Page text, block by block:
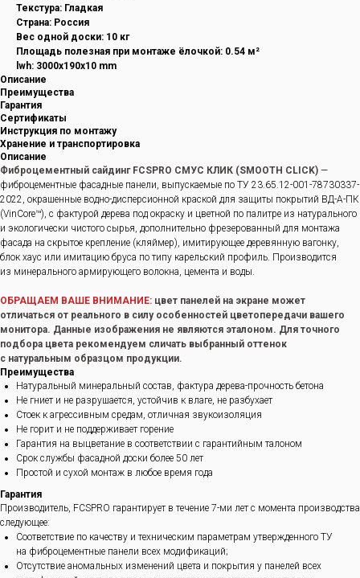
Текстура: Гладкая
Страна: Россия
Вес одной доски: 10 кг
Площадь полезная при монтаже ёлочкой: 0.54 м²
lwh: 3000x190x10 mm
Описание
Преимущества
Гарантия
Сертификаты
Инструкция по монтажу
Хранение и транспортировка
Описание
Фиброцементный сайдинг FCSPRO СМУС КЛИК (SMOOTH CLICK) —
фиброцементные фасадные панели, выпускаемые по ТУ 23.65.12-001-78730337-
2022, окрашенные водно-дисперсионной краской для защиты покрытий ВД-А-ПК
(VinCore™), с фактурой дерева под окраску и цветной по палитре из натурального
и экологически чистого сырья, дополнительно фрезерованный для монтажа
фасада на скрытое крепление (кляймер), имитирующее деревянную вагонку,
блок хаус или имитацию бруса по типу карельский профиль. Производится
из минерального армирующего волокна, цемента и воды.
ОБРАЩАЕМ ВАШЕ ВНИМАНИЕ: цвет панелей на экране может
отличаться от реального в силу особенностей цветопередачи вашего
монитора. Данные изображения не являются эталоном. Для точного
подбора цвета рекомендуем сличать выбранный оттенок
с натуральным образцом продукции.
Преимущества
Натуральный минеральный состав, фактура дерева-прочность бетона
Не гниет и не разрушается, устойчив к влаге, не разбухает
Стоек к агрессивным средам, отличная звукоизоляция
Не горит и не поддерживает горение
Гарантия на выцветание в соответствии с гарантийным талоном
Срок службы фасадной доски более 50 лет
Простой и сухой монтаж в любое время года
Гарантия
Производитель, FCSPRO гарантирует в течение 7-ми лет с момента производства
следующее:
Соответствие по качеству и техническим параметрам утвержденного ТУ
на фиброцементные панели всех модификаций;
Отсутствие аномальных изменений цвета и покрытия у панелей всех